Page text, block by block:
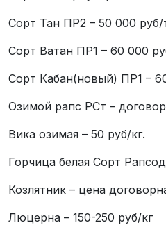
Сорт Тан ПР2 – 50 000 руб/
Сорт Ватан ПР1 – 60 000
Сорт Кабан(новый) ПР1 –
Озимой рапс РСт –
Вика озимая – 50 руб/кг.
Горчица белая Сорт
Козлятник – цена
Люцерна – 150-250 руб/кг